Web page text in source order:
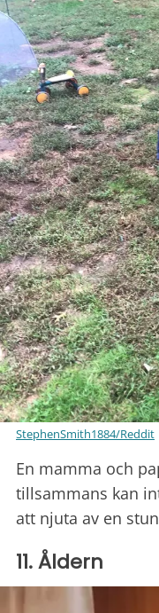
StephenSmith1884/Reddit
En mamma och
tillsammans kan
att njuta av en
11. Åldern